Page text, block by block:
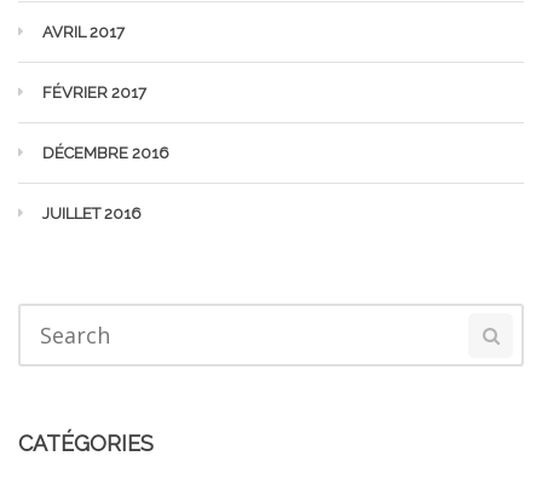
AVRIL 2017
FÉVRIER 2017
DÉCEMBRE 2016
JUILLET 2016
CATÉGORIES